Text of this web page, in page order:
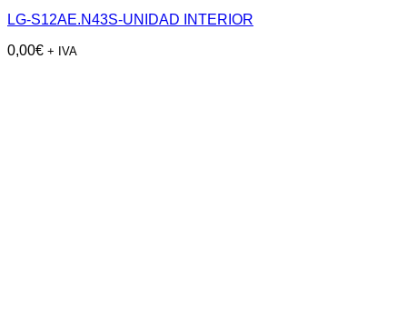
LG-S12AE.N43S-UNIDAD INTERIOR
0,00€ + IVA